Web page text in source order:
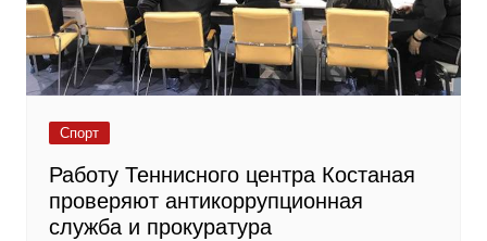
Спорт
Работу Теннисного центра Костаная
проверяют антикоррупционная
служба и прокуратура